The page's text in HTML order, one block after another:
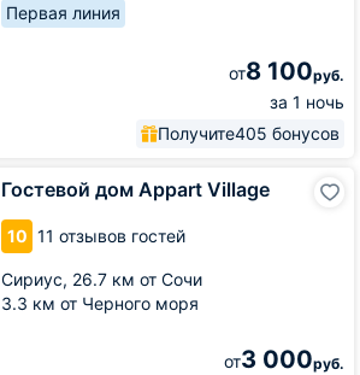
Первая линия
от8 100руб.
за 1 ночь
Получите405 бонусов
Гостевой дом Appart Village
10 11 отзывов гостей
Сириус, 26.7 км от Сочи
3.3 км от Черного моря
от3 000руб.